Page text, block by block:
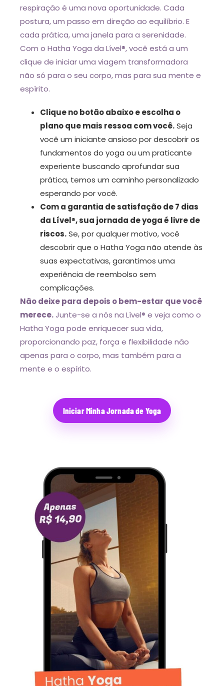
respiração é uma nova oportunidade. Cada
postura, um passo em direção ao equilíbrio. E
cada prática, uma janela para a serenidade.
Com o Hatha Yoga da Lível®, você está a um
clique de iniciar uma viagem transformadora
não só para o seu corpo, mas para sua mente e
espírito.
Clique no botão abaixo e escolha o
plano que mais ressoa com você.Seja
você um iniciante ansioso por descobrir os
fundamentos do yoga ou um praticante
experiente buscando aprofundar sua
prática, temos um caminho personalizado
esperando por você.
Com a garantia de satisfação de 7 dias
da Lível®, sua jornada de yoga é livre de
riscos.Se, por qualquer motivo, você
descobrir que o Hatha Yoga não atende às
suas expectativas, garantimos uma
experiência de reembolso sem
complicações.
Não deixe para depois o bem-estar que você
merece.Junte-se a nós na Lível® e veja como o
Hatha Yoga pode enriquecer sua vida,
proporcionando paz, força e flexibilidade não
apenas para o corpo, mas também para a
mente e o espírito.
Iniciar Minha Jornada de Yoga